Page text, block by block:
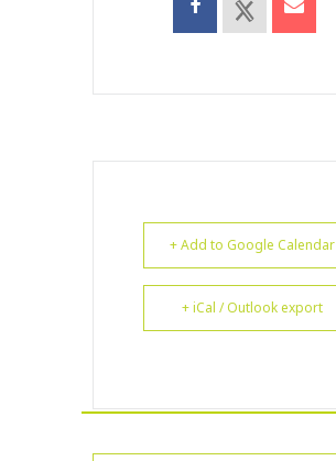
+ Add to Google Calendar
+ iCal / Outlook export